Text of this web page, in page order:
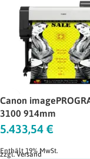
Canon
3100 914mm
5.433,54 €
Enthält 19% MwSt.
zzgl.Versand